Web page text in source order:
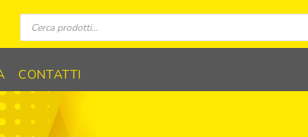
Ricerca
prodotti
CONTATTI